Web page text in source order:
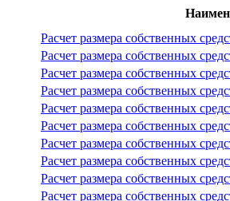
Расчет размера собственных
Расчет размера собственных
Расчет размера собственных
Расчет размера собственных
Расчет размера собственных
Расчет размера собственных
Расчет размера собственных
Расчет размера собственных
Расчет размера собственных
Расчет размера собственных